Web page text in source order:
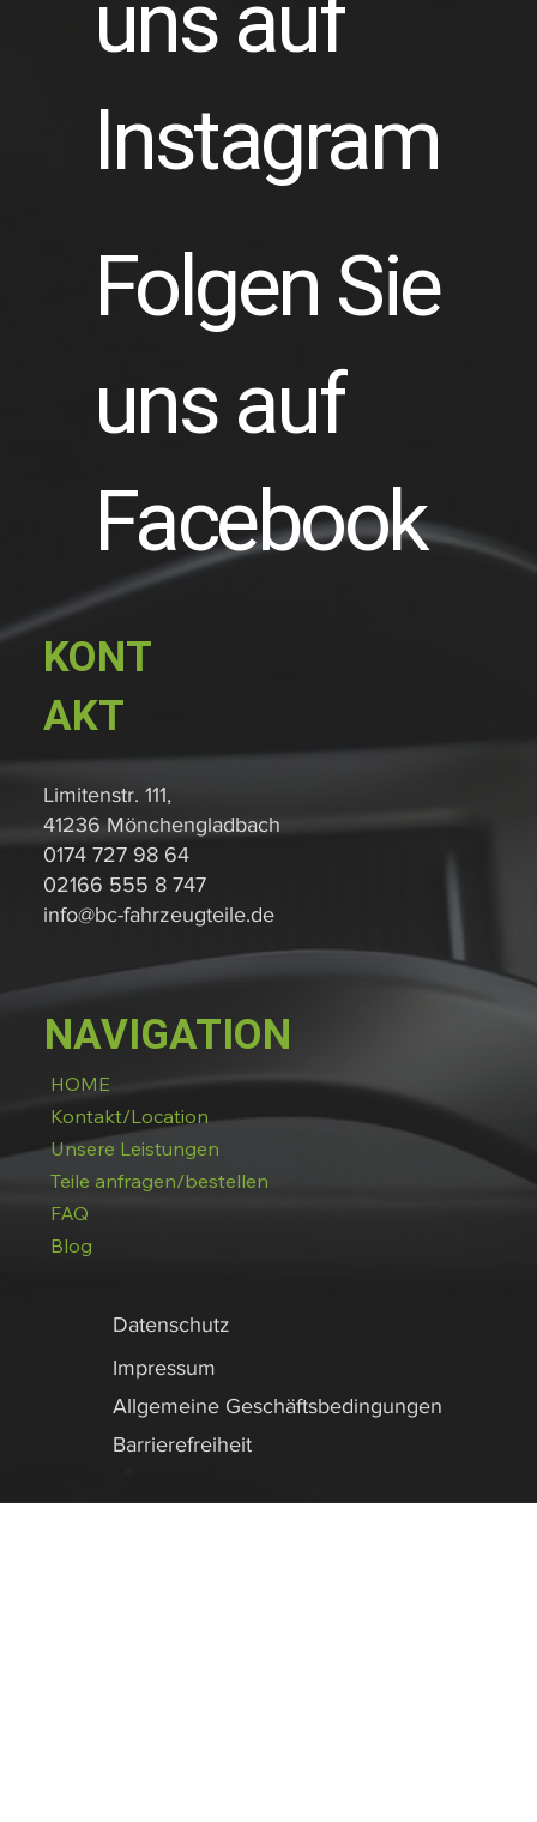
uns auf
Instagram
Folgen Sie
uns auf
Facebook
Datenschutz
Impressum
Allgemeine Geschäftsbedingungen
Barrierefreiheit
NAVIGATION
HOME
Kontakt/Location
Unsere Leistungen
Teile anfragen/bestellen
FAQ
Blog
KONT
AKT
Limitenstr. 111,
41236 Mönchengladbach
0174 727 98 64
02166 555 8 747
info@bc-fahrzeugteile.de